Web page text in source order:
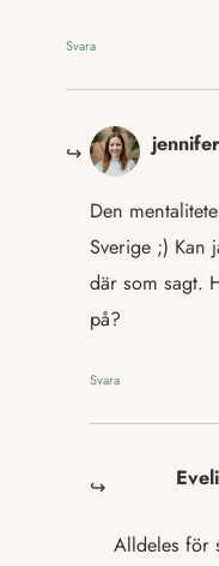
Svara
jennifer
Den
Sverige ;) Kan
där som sagt.
på?
Svara
Alldeles för